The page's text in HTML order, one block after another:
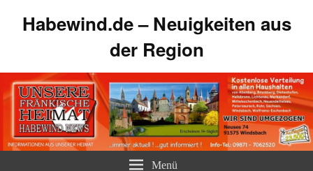
Habewind.de – Neuigkeiten aus
der Region
Menü